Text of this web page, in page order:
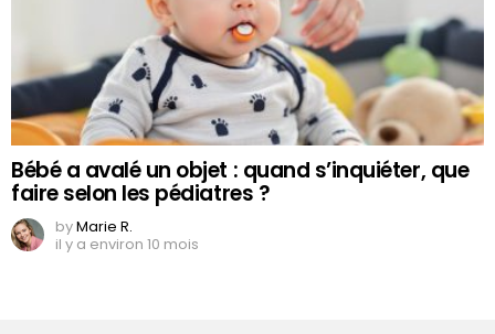
Bébé a avalé un objet : quand s’inquiéter, que
faire selon les pédiatres ?
byMarie R.
il y a environ 10 mois